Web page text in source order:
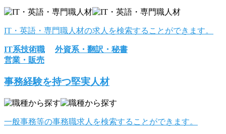
IT・英語・専門職人材の求人を検索することができます。
IT系技術職
外資系・翻訳・秘書
営業・販売
事務経験を持つ堅実人材
一般事務等の事務職求人を検索することができます。